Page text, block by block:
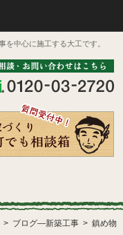
を中心に施工する大工です。
ブログ―新築工事 鎮め物